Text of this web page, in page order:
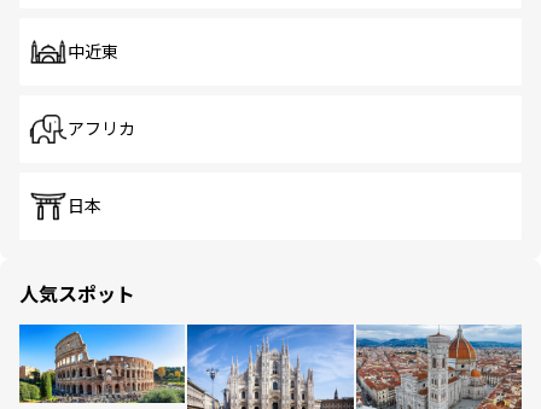
中近東
アフリカ
日本
人気スポット